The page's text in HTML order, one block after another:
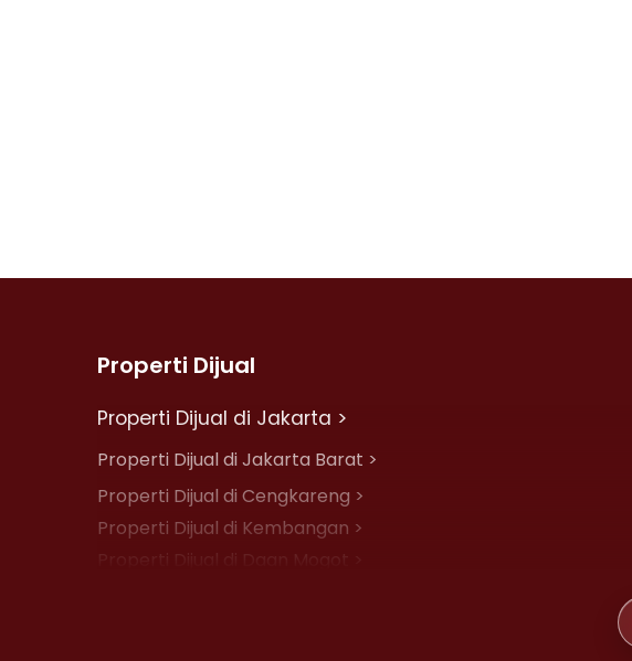
Properti Dijual
Properti Dijual di Jakarta >
Properti Dijual di Jakarta Barat >
Properti Dijual di Cengkareng >
Properti Dijual di Kembangan >
Properti Dijual di Daan Mogot >